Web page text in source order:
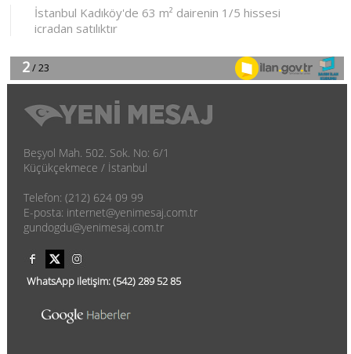
Beşyol Mah. 502. Sok. No: 6/1
Küçükçekmece / İstanbul
Telefon: (212) 624 09 99
E-posta: internet@yenimesaj.com.tr
gundogdu@yenimesaj.com.tr
WhatsApp iletişim:(542)289 52 85